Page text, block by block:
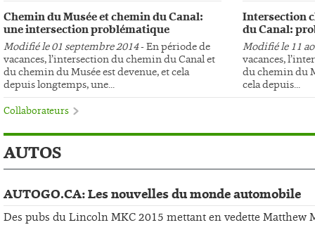
Chemin du Musée et chemin du Canal:
une intersection problématique
Modifié le 01 septembre 2014- En période de
vacances, l’intersection du chemin du Canal et
du chemin du Musée est devenue, et cela
depuis longtemps, une...
Intersection
du Canal:
Modifié le 11
vacances,
du chemin du
cela depuis...
Collaborateurs
AUTOS
AUTOGO.CA: Les nouvelles du monde automobile
Des pubs du Lincoln MKC 2015 mettant en vedette Matthew